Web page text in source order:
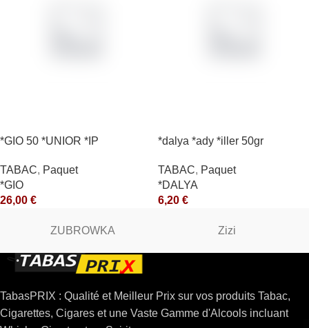
*GIO 50 *UNIOR *IP
TABAC, Paquet
*GIO
26,00 €
*dalya *ady *iller 50gr
TABAC, Paquet
*DALYA
6,20 €
ZUBROWKA Zizi
TabasPRIX : Qualité et Meilleur Prix sur vos produits Tabac,
Cigarettes, Cigares et une Vaste Gamme d'Alcools incluant